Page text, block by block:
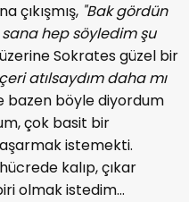
çıkışmış, "Bak gördün
hep söyledim şu
Sokrates güzel bir
atılsaydım daha mı
bazen böyle diyordum
çok basit bir
istemekti.
kalıp, çıkar
olmak istedim...